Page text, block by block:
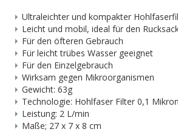
Ultraleichter und kompakter
Leicht und mobil, ideal für den
Für den öfteren Gebrauch
Für leicht trübes Wasser geeignet
Für den Einzelgebrauch
Wirksam gegen Mikroorganismen
Gewicht: 63g
Technologie: Hohlfaser Filter 0,1 Mikron
Leistung: 2 L/min
Maße; 27 x 7 x 8 cm